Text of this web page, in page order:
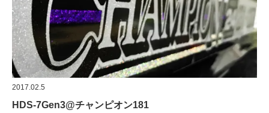
2017.02.5
HDS-7Gen3@チャンピオン181